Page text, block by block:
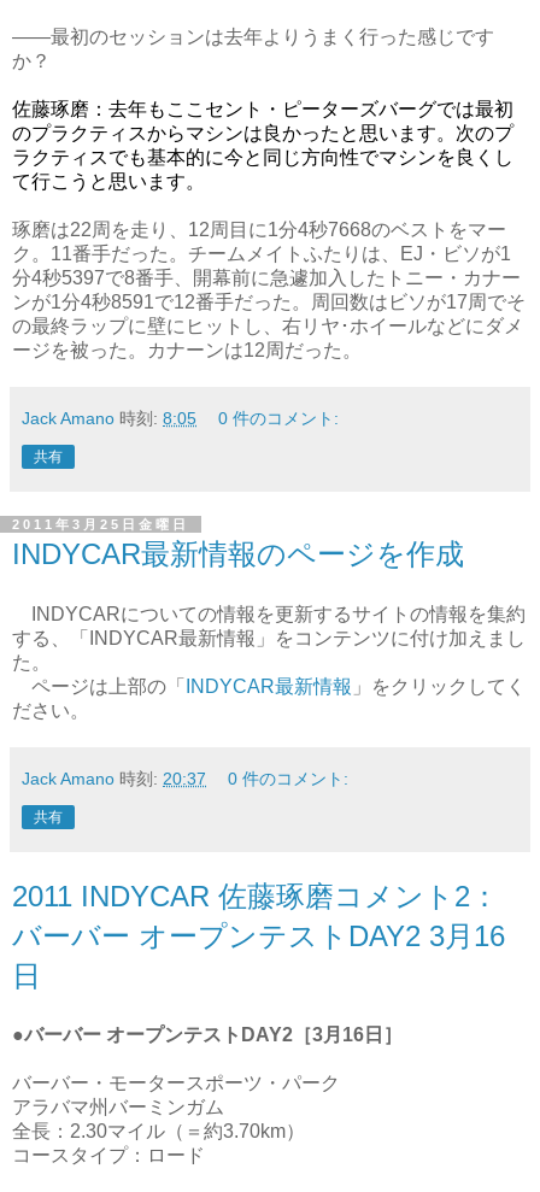
――最初のセッションは去年よりうまく行った感じです
か？
佐藤琢磨：去年もここセント・ピーターズバーグでは最初
のプラクティスからマシンは良かったと思います。次のプ
ラクティスでも基本的に今と同じ方向性でマシンを良くし
て行こうと思います。
琢磨は22周を走り、12周目に1分4秒7668のベストをマー
ク。11番手だった。チームメイトふたりは、EJ・ビソが1
分4秒5397で8番手、開幕前に急遽加入したトニー・カナー
ンが1分4秒8591で12番手だった。周回数はビソが17周でそ
の最終ラップに壁にヒットし、右リヤ･ホイールなどにダメ
ージを被った。カナーンは12周だった。
Jack Amano 時刻: 8:05 0 件のコメント:
共有
2011年3月25日金曜日
INDYCAR最新情報のページを作成
INDYCARについての情報を更新するサイトの情報を集約
する、「INDYCAR最新情報」をコンテンツに付け加えまし
た。
ページは上部の「
INDYCAR最新情報 」をクリックしてく
ださい。
Jack Amano 時刻: 20:37 0 件のコメント:
共有
2011 INDYCAR 佐藤琢磨コメント2：
バーバー オープンテストDAY2 3月16
日
●バーバー オープンテストDAY2［3月16日］
バーバー・モータースポーツ・パーク
アラバマ州バーミンガム
全長：2.30マイル（＝約3.70km）
コースタイプ：ロード